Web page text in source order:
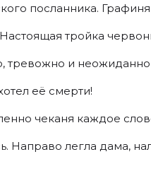
посланника.
тройка
тревожно и
её смерти!
чеканя каждое
Направо легла дама,